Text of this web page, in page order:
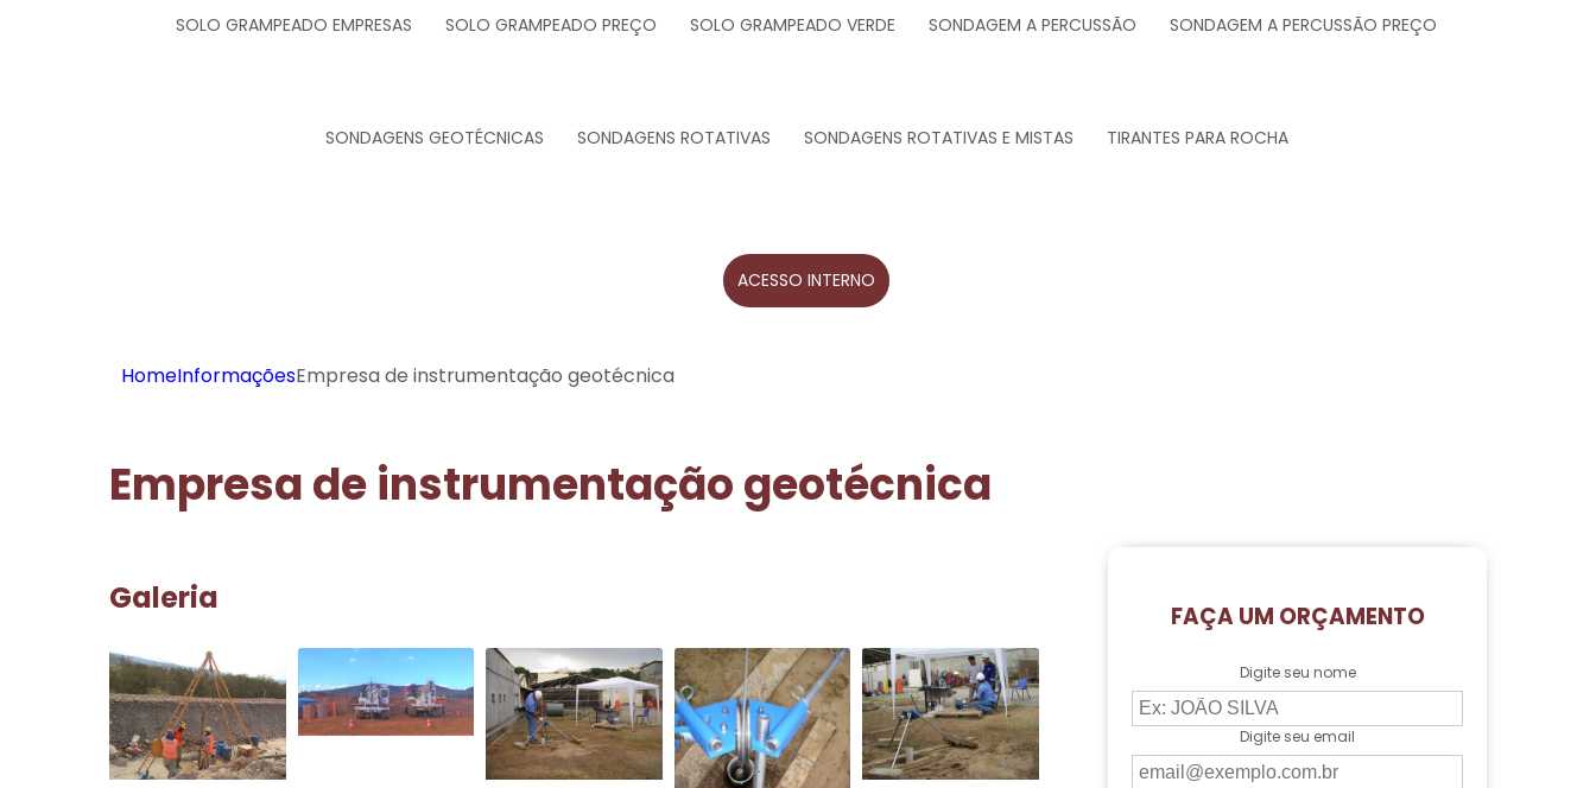
SOLO GRAMPEADO EMPRESAS SOLO GRAMPEADO PREÇO SOLO GRAMPEADO VERDE SONDAGEM A PERCUSSÃO SONDAGEM A PERCUSSÃO PREÇO
SONDAGENS GEOTÉCNICAS SONDAGENS ROTATIVAS SONDAGENS ROTATIVAS E MISTAS TIRANTES PARA ROCHA
ACESSO INTERNO
HomeInformaçõesEmpresa de instrumentação geotécnica
Empresa de instrumentação geotécnica
Galeria FAÇA UM ORÇAMENTO
Digite seu nome
Digite seu email